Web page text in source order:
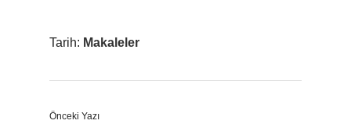
Tarih: Makaleler
Önceki Yazı